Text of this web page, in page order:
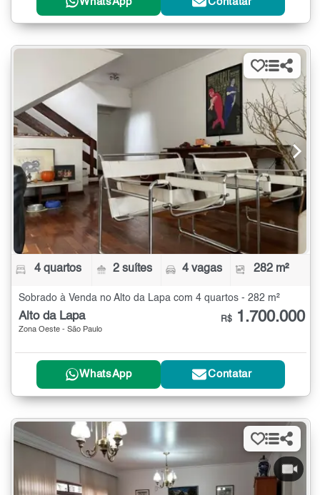
4 quartos 2 suítes 4 vagas 282 m²
Sobrado à Venda no Alto da Lapa com 4 quartos - 282 m²
Alto da Lapa
Zona Oeste - São Paulo
R$ 1.700.000
WhatsApp Contatar